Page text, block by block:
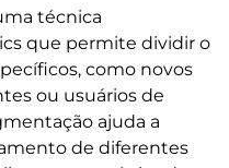
técnica
que permite dividir o
como novos
ou usuários de
ajuda a
de diferentes